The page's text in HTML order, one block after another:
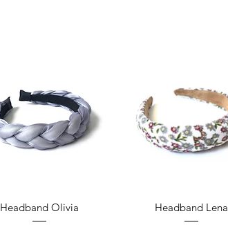
Vista rápida
Headband Olivia Vista rápida
Headband Lena